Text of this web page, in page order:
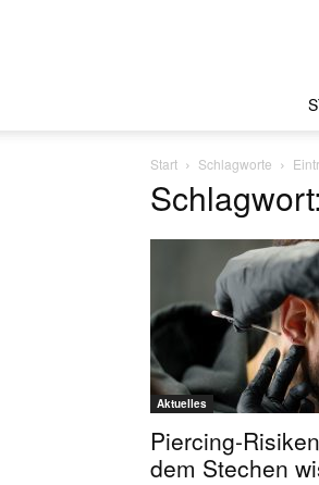
Start Schlagworte
Aktuelles
Piercing-
dem Stechen